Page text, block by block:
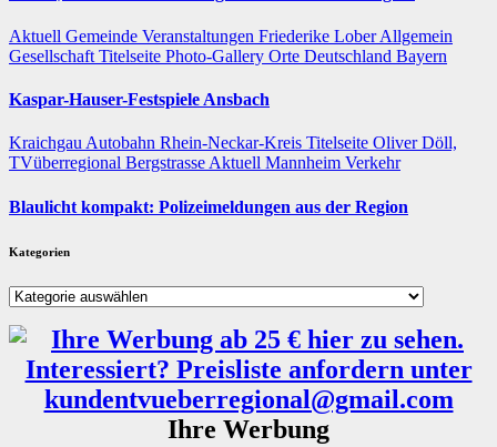
Aktuell Gemeinde Veranstaltungen Friederike LoberAllgemein
Gesellschaft Titelseite Photo-Gallery Orte Deutschland Bayern
Kaspar-Hauser-Festspiele Ansbach
Kraichgau Autobahn Rhein-Neckar-Kreis Titelseite Oliver Döll,
TVüberregional Bergstrasse Aktuell Mannheim Verkehr
Blaulicht kompakt: Polizeimeldungen aus der Region
Kategorien
Kategorien
Ihre Werbung